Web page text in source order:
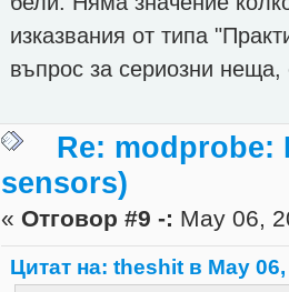
изказвания от типа
въпрос за сериозни неща,
Re: modprobe:
sensors)
« Отговор #9 -: May 06,
Цитат на: theshit в May